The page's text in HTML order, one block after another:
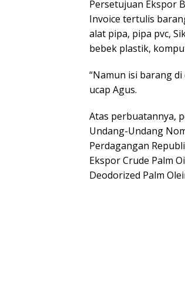
Persetujuan Ekspor
Invoice tertulis
alat pipa, pipa pvc,
bebek plastik,
“Namun isi barang
ucap Agus.
Atas perbuatannya,
Undang-Undang
Perdagangan
Ekspor Crude Palm
Deodorized Palm